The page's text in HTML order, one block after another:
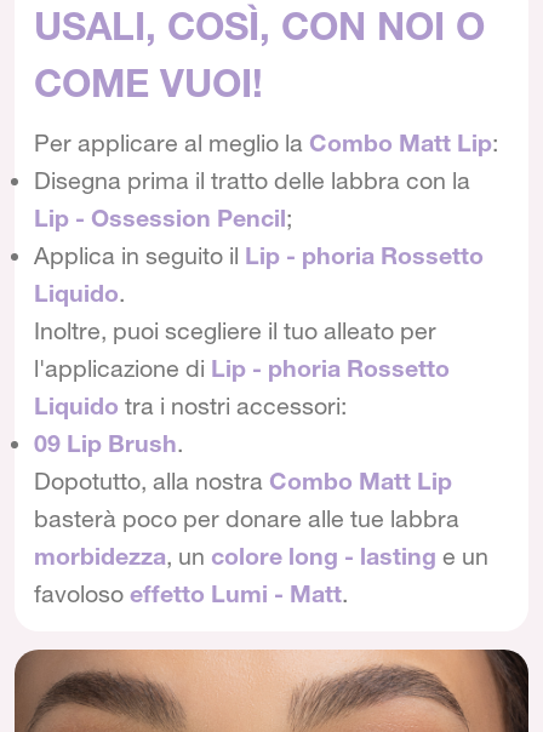
USALI, COSÌ, CON NOI O
COME VUOI!
Per applicare al meglio la Combo Matt Lip:
Disegna prima il tratto delle labbra con la
Lip - Ossession Pencil;
Applica in seguito il Lip - phoria Rossetto
Liquido.
Inoltre, puoi scegliere il tuo alleato per
l'applicazione di Lip - phoria Rossetto
Liquido tra i nostri accessori:
09 Lip Brush.
Dopotutto, alla nostra Combo Matt Lip
basterà poco per donare alle tue labbra
morbidezza, un colore long - lasting e un
favoloso effetto Lumi - Matt.